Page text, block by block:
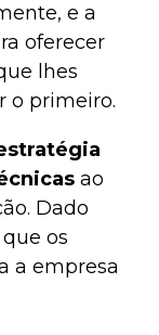
e a
oferecer
lhes
o primeiro.
ao
Dado
os
a empresa